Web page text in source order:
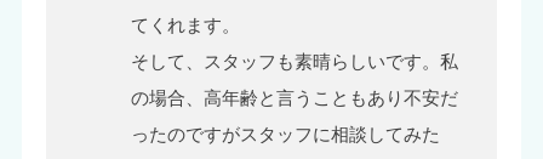
てくれます。
そして、スタッフも素晴らしいです。私
の場合、高年齢と言うこともあり不安だ
ったのですがスタッフに相談してみた